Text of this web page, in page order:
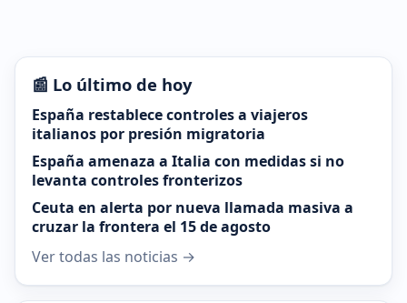
📰 Lo último de hoy
España restablece controles a viajeros
italianos por presión migratoria
España amenaza a Italia con medidas si no
levanta controles fronterizos
Ceuta en alerta por nueva llamada masiva a
cruzar la frontera el 15 de agosto
Ver todas las noticias →